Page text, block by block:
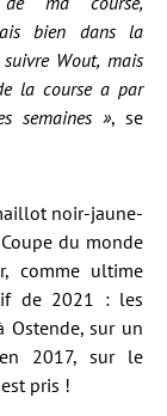
bien dans la
Wout, mais
la course a par
semaines », se
noir-jaune-
du monde
comme ultime
de 2021 : les
Ostende, sur un
2017, sur le
pris !